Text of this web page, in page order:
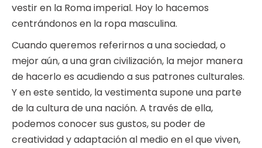
vestir en la Roma imperial. Hoy lo hacemos
centrándonos en la ropa masculina.
Cuando queremos referirnos a una sociedad, o
mejor aún, a una gran civilización, la mejor manera
de hacerlo es acudiendo a sus patrones culturales.
Y en este sentido, la vestimenta supone una parte
de la cultura de una nación. A través de ella,
podemos conocer sus gustos, su poder de
creatividad y adaptación al medio en el que viven,